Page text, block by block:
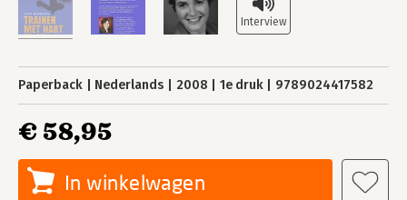
Paperback Nederlands 2008 1e druk 9789024417582
€ 58,95
In winkelwagen